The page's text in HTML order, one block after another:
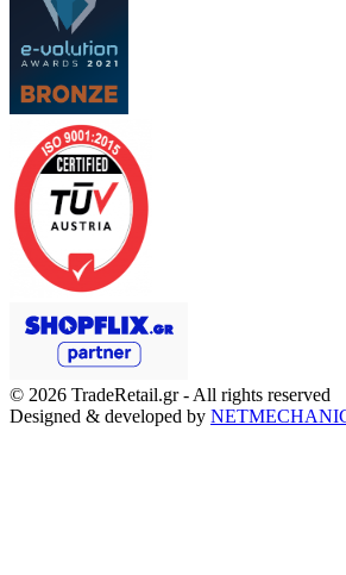
© 2026 TradeRetail.gr- All rights reserved
Designed & developed by